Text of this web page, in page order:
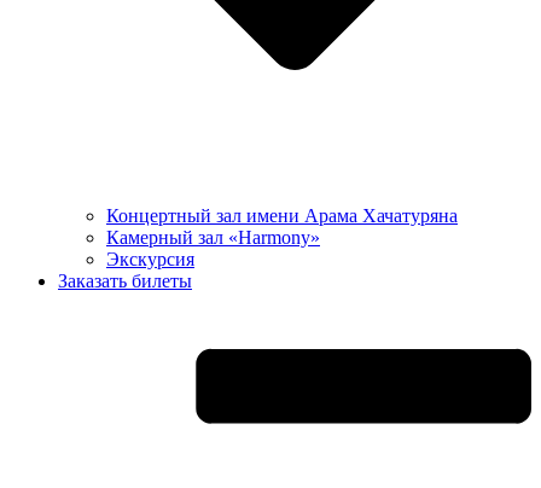
Концертный зал имени Арама Хачатуряна
Камерный зал «Harmony»
Экскурсия
Заказать билеты